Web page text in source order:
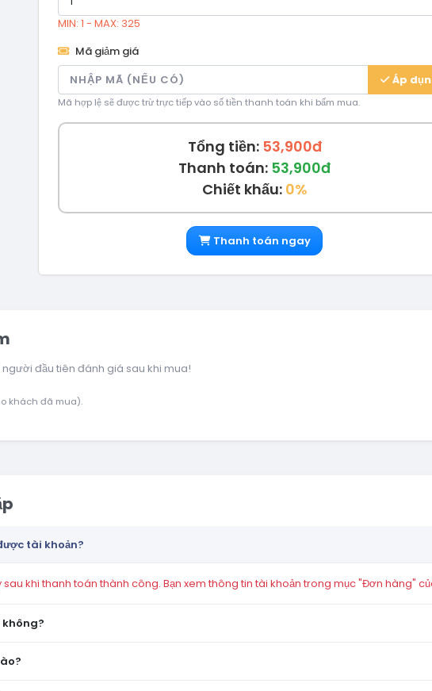
MIN: 1 - MAX: 325
Mã giảm giá
Áp
Mã hợp lệ sẽ được trừ trực tiếp vào số tiền thanh toán khi bấm mua.
Tổng tiền: 53,900đ
Thanh toán: 53,900đ
Chiết khấu: 0%
Thanh toán ngay
đầu tiên đánh giá sau khi mua!
khách đã mua).
tài khoản?
khi thanh toán thành công. Bạn xem thông tin tài khoản trong mục "Đơn hàng"
không?